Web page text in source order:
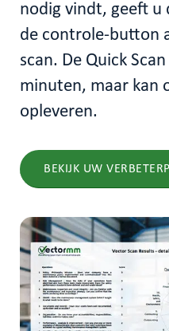
nodig vindt, geeft u
de controle-button
scan. De Quick
minuten, maar kan
opleveren.
BEKIJK UW